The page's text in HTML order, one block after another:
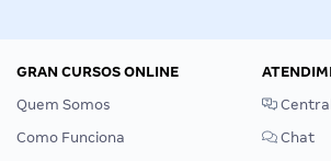
GRAN CURSOS ONLINE
Quem Somos
Como Funciona
Chat